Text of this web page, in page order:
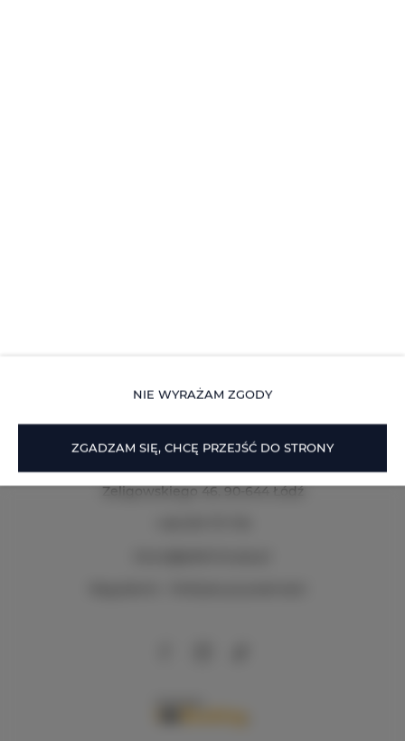
Zeligowskiego 46, 90-644 Łódź
NIE WYRAŻAM ZGODY
ZGADZAM SIĘ, CHCĘ PRZEJŚĆ DO STRONY